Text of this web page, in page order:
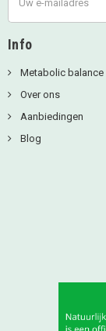
Info
Metabolic balance
Over ons
Aanbiedingen
Blog